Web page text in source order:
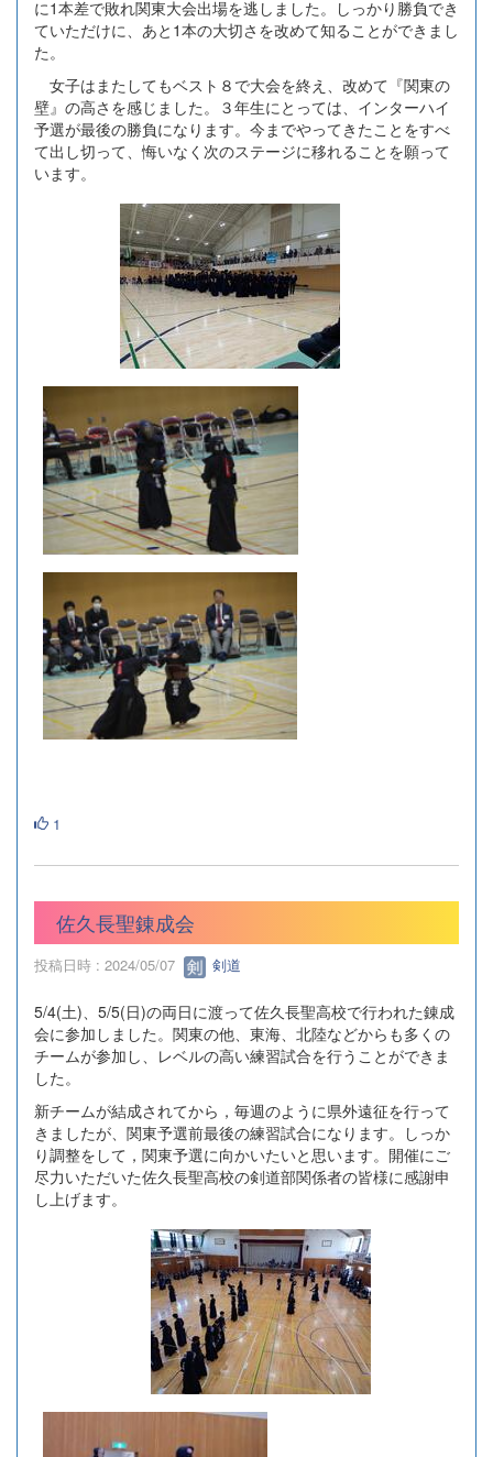
に1本差で敗れ関東大会出場を逃しました。しっかり勝負でき
ていただけに、あと1本の大切さを改めて知ることができまし
た。
女子はまたしてもベスト８で大会を終え、改めて『関東の
壁』の高さを感じました。３年生にとっては、インターハイ
予選が最後の勝負になります。今までやってきたことをすべ
て出し切って、悔いなく次のステージに移れることを願って
います。
1
佐久長聖錬成会
投稿日時 : 2024/05/07 剣道
5/4(土)、5/5(日)の両日に渡って佐久長聖高校で行われた錬成
会に参加しました。関東の他、東海、北陸などからも多くの
チームが参加し、レベルの高い練習試合を行うことができま
した。
新チームが結成されてから，毎週のように県外遠征を行って
きましたが、関東予選前最後の練習試合になります。しっか
り調整をして，関東予選に向かいたいと思います。開催にご
尽力いただいた佐久長聖高校の剣道部関係者の皆様に感謝申
し上げます。